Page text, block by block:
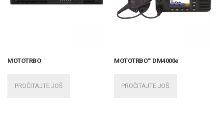
MOTOTRBO
PROČITAJTE JOŠ
MOTOTRBO™ DM4000e
PROČITAJTE JOŠ